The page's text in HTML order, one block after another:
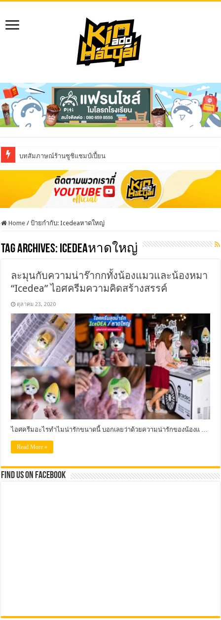
บทสัมภาษณ์ร้านซูชิแชมป์เปี้ยน
Home / ป้ายกำกับ:Icedeaหาดใหญ่
Tag Archives: Icedeaหาดใหญ่
ละมุนกับความน่าร๊ากกทั้งน้องแมวและน้องหมา
“Icedea” ไอศครีมความคิดสร้างสรรค์
ตุลาคม 23, 2020
ไอศครีมอะไรทำไมน่ารักขนาดนี้ บอกเลยว่าด้วยความน่ารักของน้องแ …
Read More »
Find us on Facebook